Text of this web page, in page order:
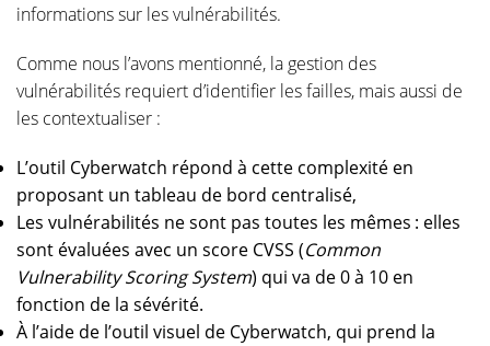
informations sur les vulnérabilités.
Comme nous l’avons mentionné, la gestion des
vulnérabilités requiert d’identifier les failles, mais aussi de
les contextualiser :
L’outil Cyberwatch répond à cette complexité en
proposant un tableau de bord centralisé,
Les vulnérabilités ne sont pas toutes les mêmes : elles
sont évaluées avec un score CVSS (Common
Vulnerability Scoring System) qui va de 0 à 10 en
fonction de la sévérité.
À l’aide de l’outil visuel de Cyberwatch, qui prend la